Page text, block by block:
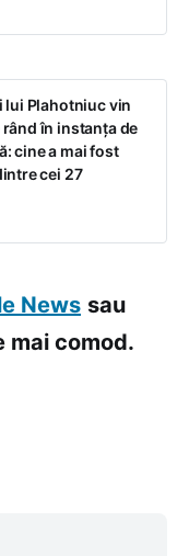
lui Plahotniuc vin
rând în instanța de
cine a mai fost
cei 27
News sau
mai comod.